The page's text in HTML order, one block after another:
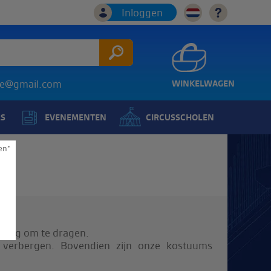
WINKELWAGEN
EVENEMENTEN CIRCUSSCHOLEN
om te dragen.
Bovendien zijn onze kostuums
Inloggen